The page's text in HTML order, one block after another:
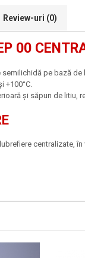
Review-uri (0)
00
semilichidă pe bază
+100°C.
şi săpun de litiu,
centralizate,